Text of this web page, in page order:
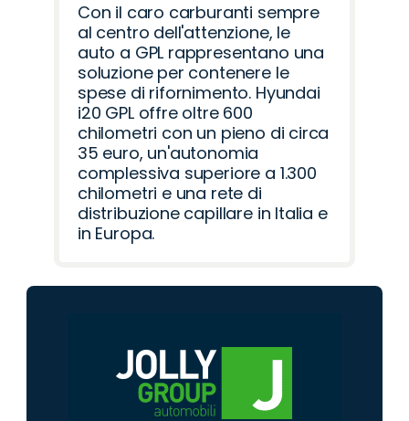
Con il caro carburanti sempre
al centro dell'attenzione, le
auto a GPL rappresentano una
soluzione per contenere le
spese di rifornimento. Hyundai
i20 GPL offre oltre 600
chilometri con un pieno di circa
35 euro, un'autonomia
complessiva superiore a 1.300
chilometri e una rete di
distribuzione capillare in Italia e
in Europa.